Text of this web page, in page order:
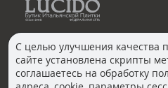
КОНТАКТЫ
С целью улучшения качества
сайте установлена скрипты
соглашаетесь на обработку